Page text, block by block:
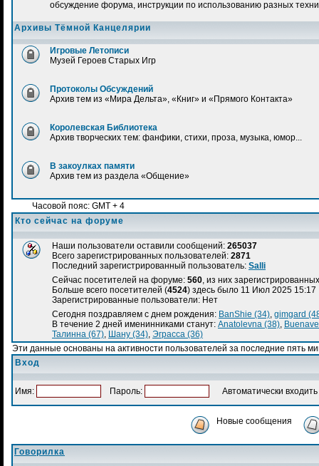
обсуждение форума, инструкции по использованию разных
Архивы Тёмной Канцелярии
Игровые Летописи
Музей Героев Старых Игр
Протоколы Обсуждений
Архив тем из «Мира Дельта», «Книг» и «Прямого Контакта»
Королевская Библиотека
Архив творческих тем: фанфики, стихи, проза, музыка, юмор...
В закоулках памяти
Архив тем из раздела «Общение»
Часовой пояс: GMT + 4
Кто сейчас на форуме
Наши пользователи оставили сообщений: 265037
Всего зарегистрированных пользователей: 2871
Последний зарегистрированный пользователь: Salli
Сейчас посетителей на форуме: 560, из них
Больше всего посетителей (4524) здесь было 11 Июл 2025 15:17
Зарегистрированные пользователи: Нет
Сегодня поздравляем с днем рождения: BanShiе (34), gimgard
В течение 2 дней именинниками станут: Anatolevna (38),
Талинна (67), Шану (34), Эграсса (36)
Эти данные основаны на активности пользователей за последние пять
Вход
Имя: Пароль: Автоматически
Новые сообщения
Говорилка